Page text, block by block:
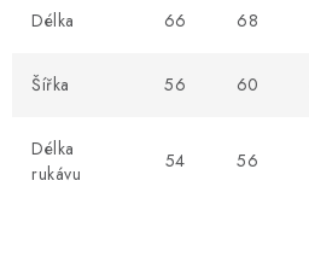
Délka 66 68
Šířka 56 60
Délka
rukávu
54 56